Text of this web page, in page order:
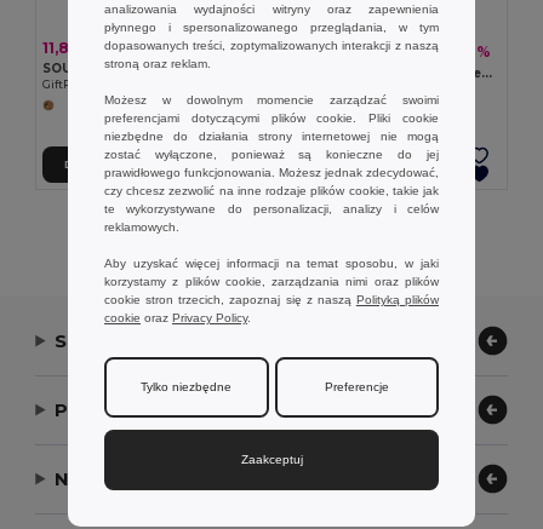
11,86 zł
GiftRetail MO2570
Dodaj Do Koszyka
19,85 zł 36,55 zł -46%
CUINA Fartuch z bawełny z recyklingu
Dodaj Do Koszyka
Wyświetlanie Wszystkich Produktów.
Skontaktuj się z nami
Pozwól nam pomóc
Nasza firma
analizowania wydajności witryny oraz zapewnienia
płynnego i spersonalizowanego przeglądania, w tym
dopasowanych treści, zoptymalizowanych interakcji z naszą
stroną oraz reklam.
Możesz w dowolnym momencie zarządzać swoimi
preferencjami dotyczącymi plików cookie. Pliki cookie
niezbędne do działania strony internetowej nie mogą
zostać wyłączone, ponieważ są konieczne do jej
prawidłowego funkcjonowania. Możesz jednak zdecydować,
czy chcesz zezwolić na inne rodzaje plików cookie, takie jak
te wykorzystywane do personalizacji, analizy i celów
reklamowych.
Aby uzyskać więcej informacji na temat sposobu, w jaki
korzystamy z plików cookie, zarządzania nimi oraz plików
cookie stron trzecich, zapoznaj się z naszą Polityką plików
cookie oraz Privacy Policy.
Tylko niezbędne Preferencje
Zaakceptuj